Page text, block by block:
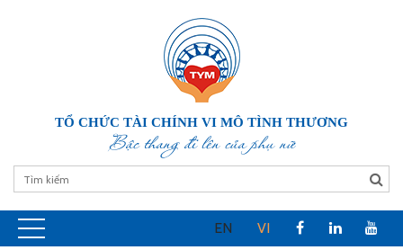
TỔ CHỨC TÀI CHÍNH VI MÔ TÌNH THƯƠNG
Bậc thang đi lên của phụ nữ
EN VI